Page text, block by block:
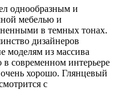
однообразным и
мебелью и
в темных тонах.
дизайнеров
моделям из массива
в современном интерьере
хорошо. Глянцевый
с